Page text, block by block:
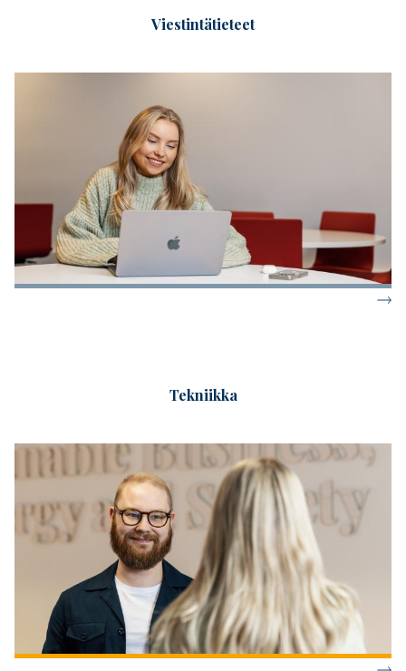
Viestintätieteet
Tekniikka